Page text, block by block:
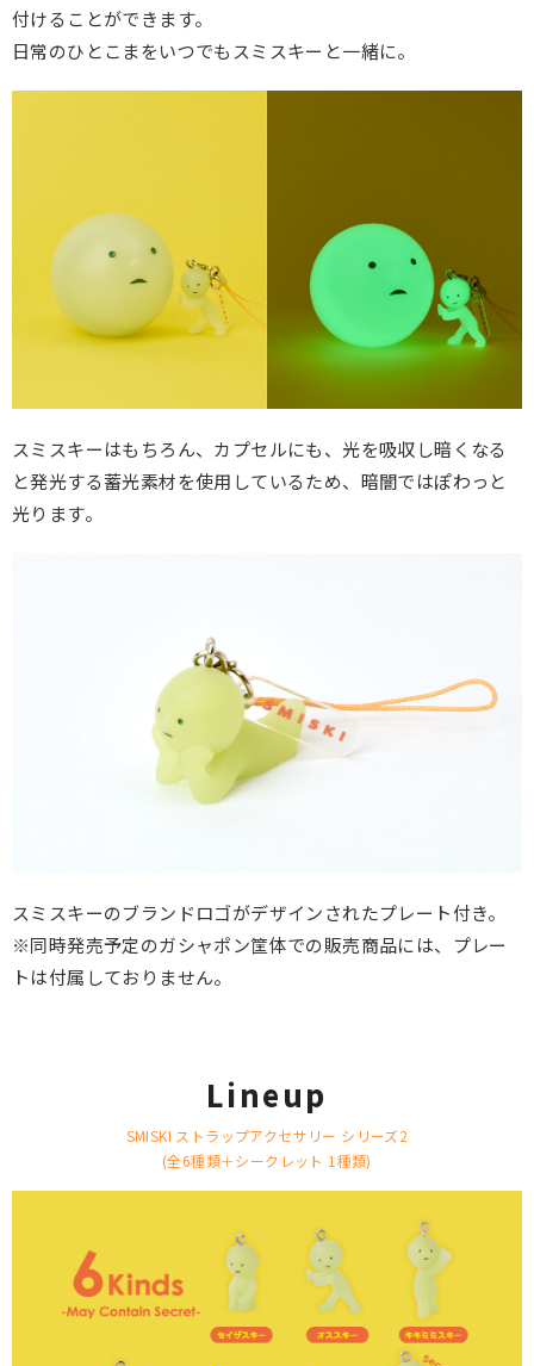
付けることができます。
日常のひとこまをいつでもスミスキーと一緒に。
スミスキーはもちろん、カプセルにも、光を吸収し暗くなる
と発光する蓄光素材を使用しているため、暗闇ではぽわっと
光ります。
スミスキーのブランドロゴがデザインされたプレート付き。
※同時発売予定のガシャポン筐体での販売商品には、プレー
トは付属しておりません。
Lineup
SMISKI ストラップアクセサリー シリーズ2
(全6種類＋シークレット 1種類)